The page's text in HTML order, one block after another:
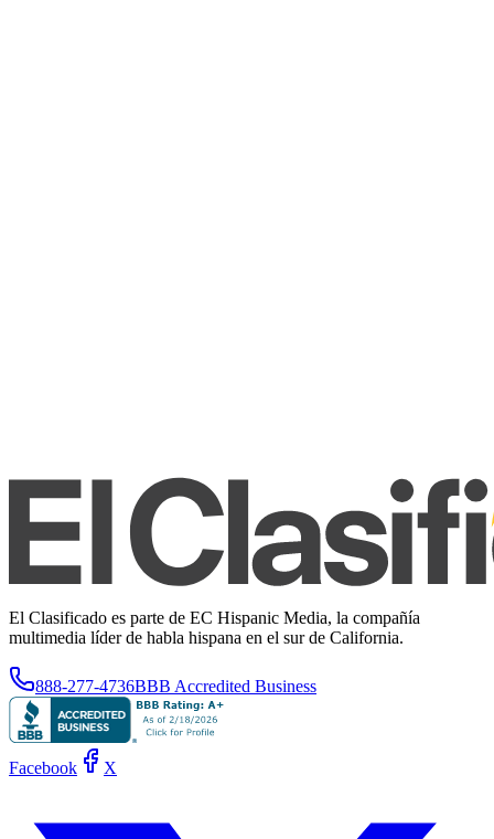
El Clasificado es parte de EC Hispanic Media, la compañía
multimedia líder de habla hispana en el sur de California.
888-277-4736BBB Accredited Business
Facebook X